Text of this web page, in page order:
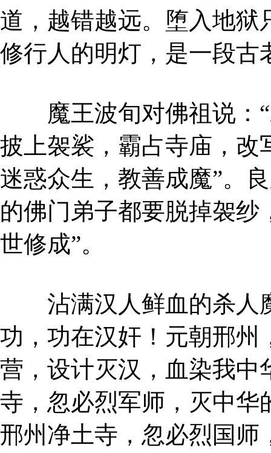
道，越错越远。堕入地狱
修行人的明灯，是一段古
魔王波旬对佛祖说：“
披上袈裟，霸占寺庙，改
迷惑众生，教善成魔”。
的佛门弟子都要脱掉袈
世修成”。
沾满汉人鲜血的杀人
功，功在汉奸！元朝邢州
营，设计灭汉，血染我中
寺，忽必烈军师，灭中华
邢州净土寺，忽必烈国